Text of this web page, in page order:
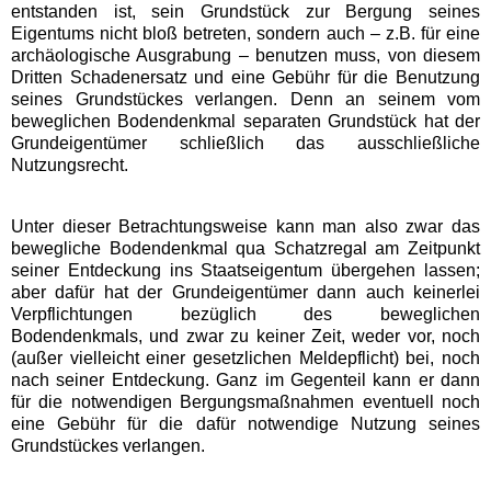
entstanden ist, sein Grundstück zur Bergung seines
Eigentums nicht bloß betreten, sondern auch – z.B. für eine
archäologische Ausgrabung – benutzen muss, von diesem
Dritten Schadenersatz und eine Gebühr für die Benutzung
seines Grundstückes verlangen. Denn an seinem vom
beweglichen Bodendenkmal separaten Grundstück hat der
Grundeigentümer schließlich das ausschließliche
Nutzungsrecht.
Unter dieser Betrachtungsweise kann man also zwar das
bewegliche Bodendenkmal qua Schatzregal am Zeitpunkt
seiner Entdeckung ins Staatseigentum übergehen lassen;
aber dafür hat der Grundeigentümer dann auch keinerlei
Verpflichtungen bezüglich des beweglichen
Bodendenkmals, und zwar zu keiner Zeit, weder vor, noch
(außer vielleicht einer gesetzlichen Meldepflicht) bei, noch
nach seiner Entdeckung. Ganz im Gegenteil kann er dann
für die notwendigen Bergungsmaßnahmen eventuell noch
eine Gebühr für die dafür notwendige Nutzung seines
Grundstückes verlangen.